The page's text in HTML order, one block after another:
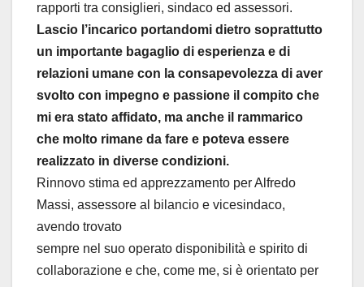
rapporti tra consiglieri, sindaco ed assessori.
Lascio l’incarico portandomi dietro soprattutto
un importante bagaglio di esperienza e di
relazioni umane con la consapevolezza di aver
svolto con impegno e passione il compito che
mi era stato affidato, ma anche il rammarico
che molto rimane da fare e poteva essere
realizzato in diverse condizioni.
Rinnovo stima ed apprezzamento per Alfredo
Massi, assessore al bilancio e vicesindaco,
avendo trovato
sempre nel suo operato disponibilità e spirito di
collaborazione e che, come me, si è orientato per